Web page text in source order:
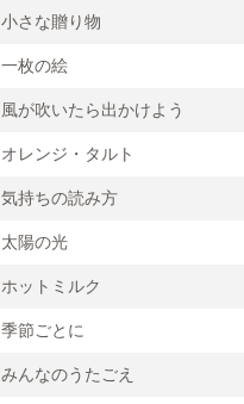
小さな贈り物
一枚の絵
風が吹いたら出かけよう
オレンジ・タルト
気持ちの読み方
太陽の光
ホットミルク
季節ごとに
みんなのうたごえ